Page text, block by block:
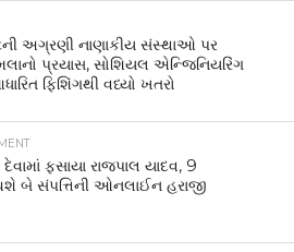
અગ્રણી નાણાકીય સંસ્થાઓ પર
પ્રયાસ, સોશિયલ એન્જિનિયરિંગ
ફિશિંગથી વધ્યો ખતરો
દેવામાં ફસાયા રાજપાલ યાદવ, 9
બે સંપત્તિની ઓનલાઈન હરાજી